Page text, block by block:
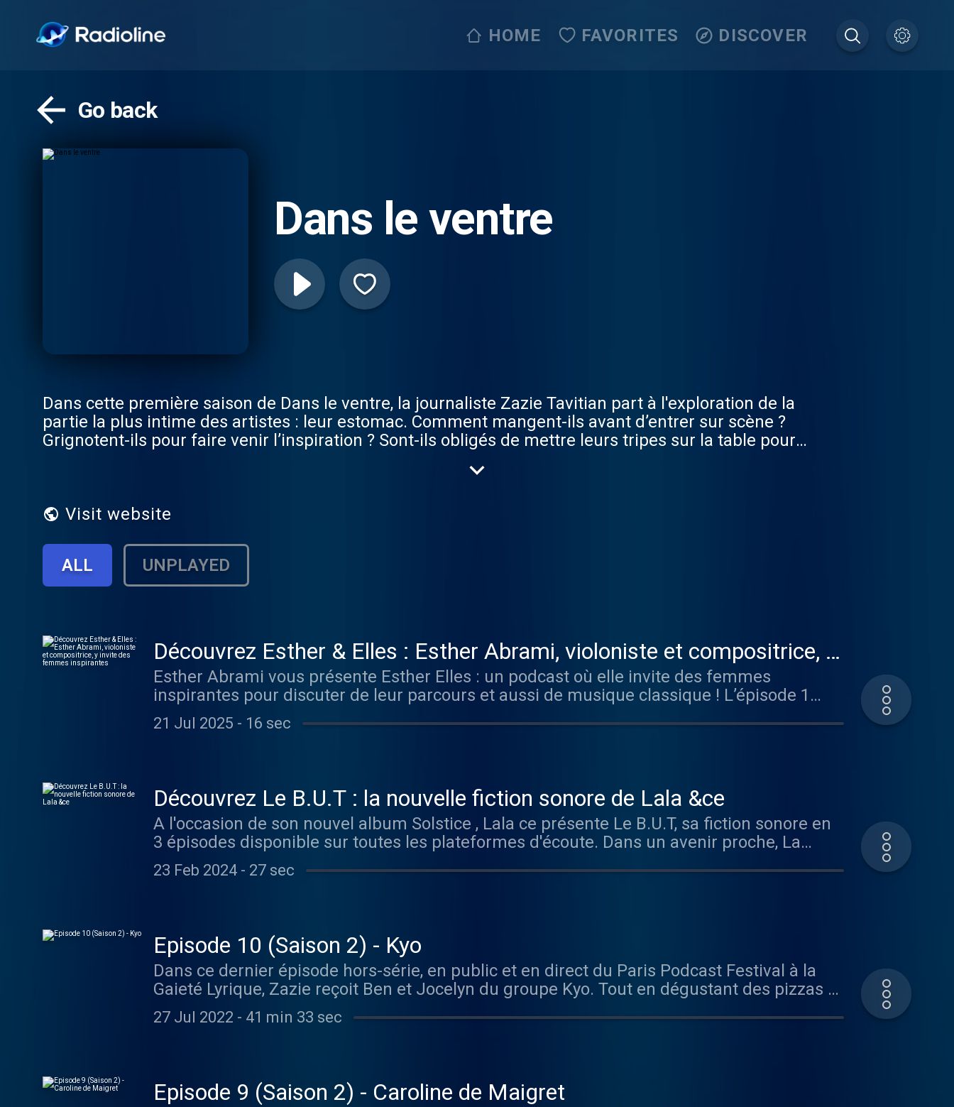
HOME FAVORITES DISCOVER
Go back
Dans le ventre
Dans cette première saison de Dans le ventre, la journaliste Zazie Tavitian part à l'exploration de la
partie la plus intime des artistes : leur estomac. Comment mangent-ils avant d’entrer sur scène ?
Grignotent-ils pour faire venir l’inspiration ? Sont-ils obligés de mettre leurs tripes sur la table pour
connaissance. C'est donc autour d'un couscous de poisson, d'un ramen, de lasagnes à emporter ou un
Alice et moi, Mory Sacko, Rokhaya Diallo ou encore Kodès et qu'elle tentera de répondre à la question :
Entertainment France, conçue et animée par Zazie Tavitian et réalisée par Geoffrey Puig. Générique :
Bagarre ,"Ma Louve" Enregistrement Studio : Sony CSL Graphisme : Studio Mitsu
Visit website
ALL UNPLAYED
Découvrez Esther & Elles : Esther Abrami, violoniste et compositrice, y
invite des femmes inspirantes
Esther Abrami vous présente Esther Elles : un podcast où elle invite des femmes
inspirantes pour discuter de leur parcours et aussi de musique classique ! L’épisode 1
avec Carla Lazzari est disponible sur toutes les plateformes d’écoute et en vidéo sur
Youtube . Hébergé par Acast. Visitez acast.com/privacy pour plus d'informations.
21 Jul 2025 - 16 sec
Découvrez Le B.U.T : la nouvelle fiction sonore de Lala &ce
A l'occasion de son nouvel album Solstice , Lala ce présente Le B.U.T, sa fiction sonore en
3 épisodes disponible sur toutes les plateformes d'écoute. Dans un avenir proche, La
LIGNE contrôle la société. Toute forme d’émotion et de singularité est bannie. Mais dans
l’ombre, un groupe de résistants appelé le Bloc Unificateur des Tropiques organise des
préparent au Solstice : une soirée révolutionnaire qui fera tout basculer... Une fiction de
Lala ce , écrite par Mehdi Bayad avec : Lala ce , Le Diouck , Madou , Amira , Low Jack et
Olivier Cruveiller, produite par Columbia , un label de Sony Music France . Réalisation :
Malo Williams. Direction artistique : Christophe Payet . Productrice : Justine Courtois.
Production exécutive : Sonique . Hébergé par Acast. Visitez acast.com/privacy pour plus
d'informations.
23 Feb 2024 - 27 sec
Episode 10 (Saison 2) - Kyo
Dans ce dernier épisode hors-série, en public et en direct du Paris Podcast Festival à la
Gaieté Lyrique, Zazie reçoit Ben et Jocelyn du groupe Kyo. Tout en dégustant des pizzas à
la truffe et des bières artisanales, ils évoquent leurs années collège, leur succès fulgurant
et parlent de comment évoluer et bien vieillir avec le temps. Retrouvez l'actualité du
27 Jul 2022 - 41 min 33 sec
Episode 9 (Saison 2) - Caroline de Maigret